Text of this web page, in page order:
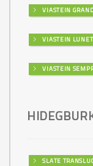
VIASTEIN
VIASTEIN
VIASTEIN
SLATE